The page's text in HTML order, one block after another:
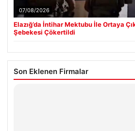
07/08/2026
Elazığ’da İntihar Mektubu İle Ortaya
Şebekesi Çökertildi
Son Eklenen Firmalar